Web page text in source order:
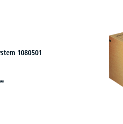
1080501